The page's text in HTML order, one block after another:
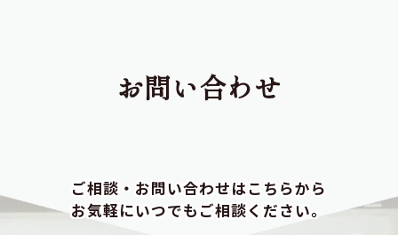
お問い合わせ
ご相談・お問い合わせはこちらから
お気軽にいつでもご相談ください。